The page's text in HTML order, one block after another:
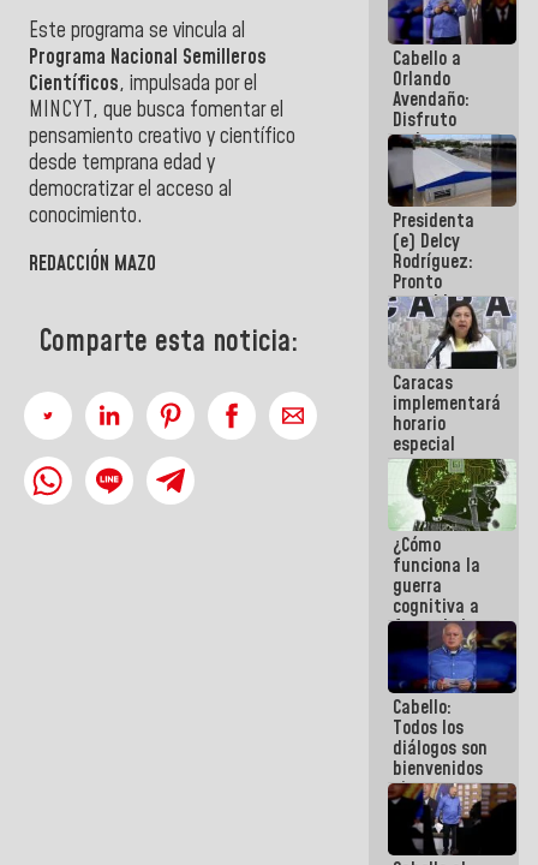
Este programa se vincula al
Programa Nacional Semilleros
Científicos, impulsada por el
MINCYT, que busca fomentar el
pensamiento creativo y científico
desde temprana edad y
democratizar el acceso al
conocimiento.
REDACCIÓN MAZO
Comparte esta noticia:
Cabello a
Orlando
Avendaño:
Disfruto
cada vez
que escribes
porque lo
que haces
es
embarrarla
Presidenta
(e) Delcy
Rodríguez:
Pronto
restableceremos
las
operaciones
en el
Aeropuerto
Internacional
de
Maiquetía
Caracas
implementará
horario
especial
para
adaptarse
al plan de
ahorro
energético
¿Cómo
funciona la
guerra
cognitiva a
favor de la
narrativa
hegemónica?
(1)
Cabello:
Todos los
diálogos son
bienvenidos
siempre que
estén en el
marco de la
Constitución